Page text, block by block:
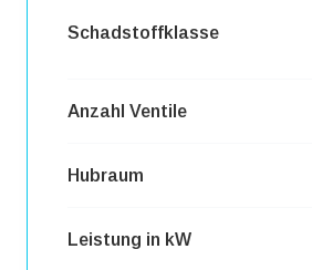
Schadstoffklasse
Anzahl Ventile
Hubraum
Leistung in kW